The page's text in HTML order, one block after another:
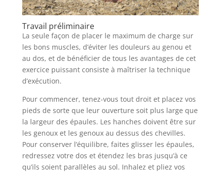
Travail préliminaire
La seule façon de placer le maximum de charge sur
les bons muscles, d’éviter les douleurs au genou et
au dos, et de bénéficier de tous les avantages de cet
exercice puissant consiste à maîtriser la technique
d’exécution.
Pour commencer, tenez-vous tout droit et placez vos
pieds de sorte que leur ouverture soit plus large que
la largeur des épaules. Les hanches doivent être sur
les genoux et les genoux au dessus des chevilles.
Pour conserver l’équilibre, faites glisser les épaules,
redressez votre dos et étendez les bras jusqu’à ce
qu’ils soient parallèles au sol. Inhalez et pliez vos